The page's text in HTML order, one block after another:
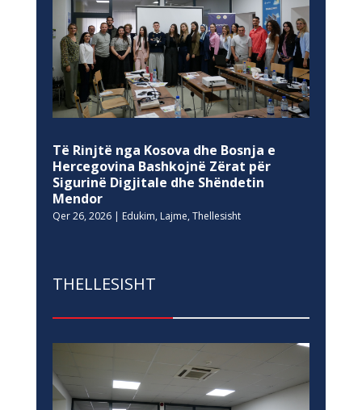
Të Rinjtë nga Kosova dhe Bosnja e
Hercegovina Bashkojnë Zërat për
Sigurinë Digjitale dhe Shëndetin
Mendor
Qer 26, 2026| Edukim, Lajme, Thellesisht
THELLESISHT